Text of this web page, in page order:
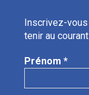
Inscrivez-
tenir au
Prénom *